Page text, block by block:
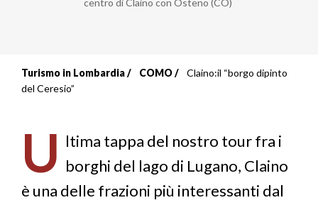
centro di Claino con Osteno (CO)
Briciole
pane
Turismo in Lombardia COMO
Claino:il “borgo dipinto
del Ceresio”
U ltima tappa del nostro tour fra i
borghi del lago di Lugano, Claino
è una delle frazioni più interessanti dal